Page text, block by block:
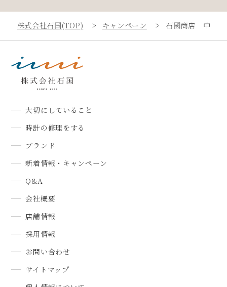
株式会社石国(TOP) キャンペーン 石國商店 中野マ
大切にしていること
時計の修理をする
ブランド
新着情報・キャンペーン
Q&A
会社概要
店舗情報
採用情報
お問い合わせ
サイトマップ